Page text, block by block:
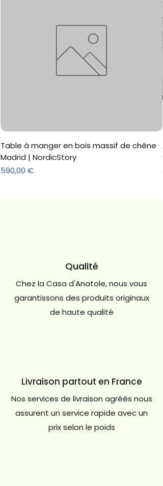
Table à manger en bois massif de chêne
Madrid | NordicStory
Prix
590,00 €
Qualité
Chez la Casa d'Anatole, nous vous
garantissons des produits originaux
de haute qualité
Livraison partout en France
Nos services de livraison agréés nous
assurent un service rapide avec un
prix selon le poids